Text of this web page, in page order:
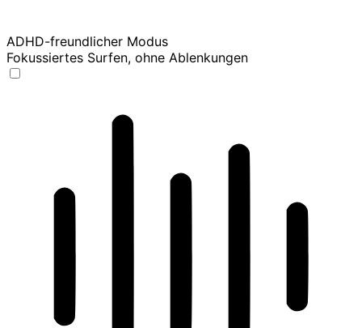
ADHD-freundlicher Modus
Fokussiertes Surfen, ohne Ablenkungen